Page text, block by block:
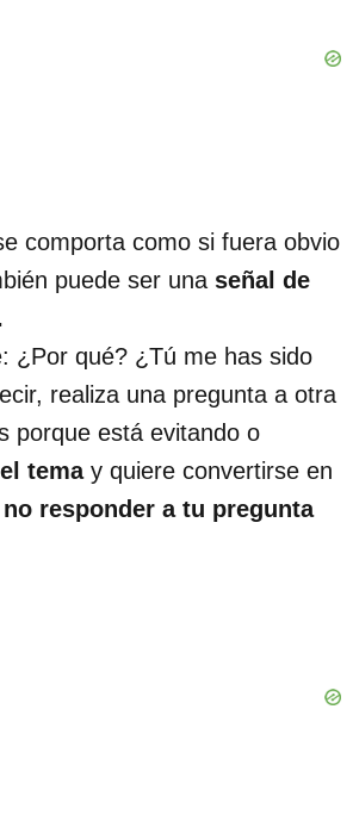
comporta como si fuera obvio
puede ser una señal de
¿Por qué? ¿Tú me has sido
realiza una pregunta a otra
porque está evitando o
temay quiere convertirse en
no responder a tu pregunta